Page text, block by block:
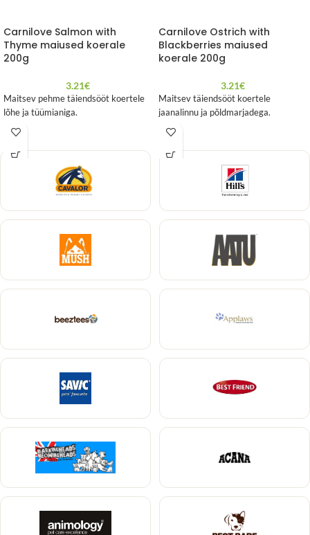
Carnilove Salmon with
Thyme maiused koerale
200g
3.21€
Maitsev pehme täiendsööt koertele
lõhe ja tüümianiga.
Carnilove Ostrich with
Blackberries maiused
koerale 200g
3.21€
Maitsev täiendsööt koertele
jaanalinnu ja põldmarjadega.